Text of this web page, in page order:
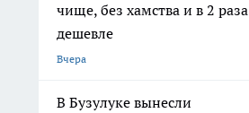
чище, без хамства и в 2 раза
дешевле
Вчера
В Бузулуке вынесли